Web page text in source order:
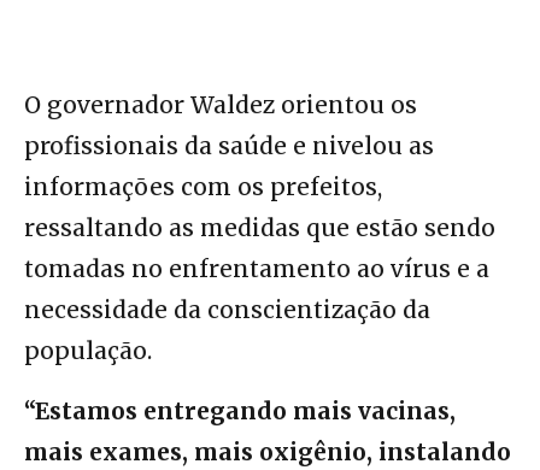
O governador Waldez orientou os
profissionais da saúde e nivelou as
informações com os prefeitos,
ressaltando as medidas que estão sendo
tomadas no enfrentamento ao vírus e a
necessidade da conscientização da
população.
“Estamos entregando mais vacinas,
mais exames, mais oxigênio, instalando